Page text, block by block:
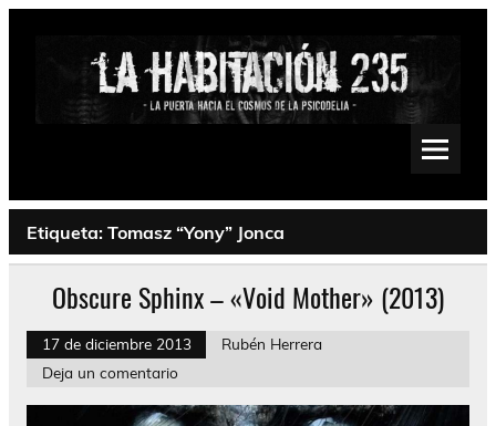
Saltar
Psychedelic, Stoner, Doom, Sludge, Fuzz, Space, Drone
Etiqueta: Tomasz “Yony” Jonca
Obscure Sphinx – «Void Mother» (2013)
17 de diciembre 2013
Rubén Herrera
Deja un comentario